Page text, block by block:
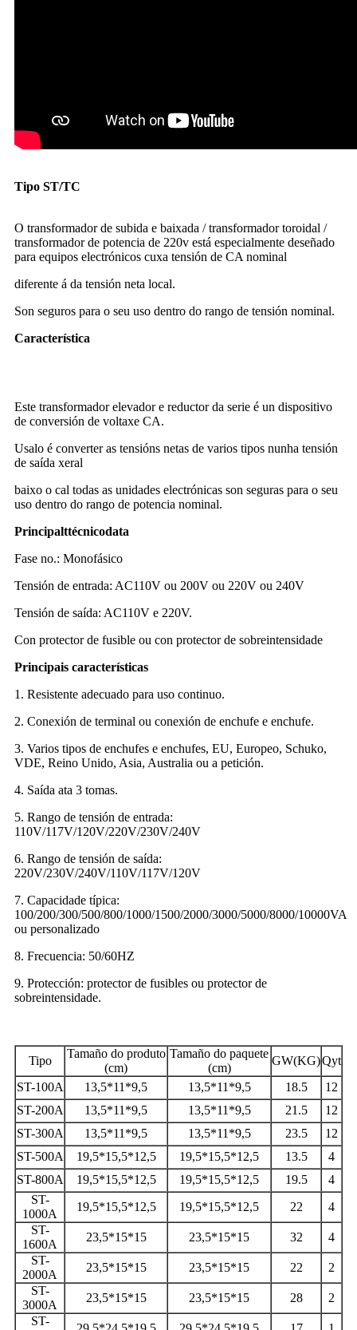
Tipo ST/TC
O transformador de subida e baixada / transformador toroidal /
transformador de potencia de 220v está especialmente deseñado
para equipos electrónicos cuxa tensión de CA nominal
diferente á da tensión neta local.
Son seguros para o seu uso dentro do rango de tensión nominal.
Característica
Este transformador elevador e reductor da serie é un dispositivo
de conversión de voltaxe CA.
Usalo é converter as tensións netas de varios tipos nunha tensión
de saída xeral
baixo o cal todas as unidades electrónicas son seguras para o seu
uso dentro do rango de potencia nominal.
Principalttécnicodata
Fase no.: Monofásico
Tensión de entrada: AC110V ou 200V ou 220V ou 240V
Tensión de saída: AC110V e 220V.
Con protector de fusible ou con protector de sobreintensidade
Principais características
1. Resistente adecuado para uso continuo.
2. Conexión de terminal ou conexión de enchufe e enchufe.
3. Varios tipos de enchufes e enchufes, EU, Europeo, Schuko,
VDE, Reino Unido, Asia, Australia ou a petición.
4. Saída ata 3 tomas.
5. Rango de tensión de entrada:
110V/117V/120V/220V/230V/240V
6. Rango de tensión de saída:
220V/230V/240V/110V/117V/120V
7. Capacidade típica:
100/200/300/500/800/1000/1500/2000/3000/5000/8000/10000VA
ou personalizado
8. Frecuencia: 50/60HZ
9. Protección: protector de fusibles ou protector de
sobreintensidade.
Tipo
Tamaño do produto
(cm)
Tamaño do paquete
(cm)
GW(KG)Qyt
ST-100A
13,5*11*9,5 13,5*11*9,5 18.5
12
ST-200A
13,5*11*9,5 13,5*11*9,5 21.5
12
ST-300A
13,5*11*9,5 13,5*11*9,5 23.5
12
ST-500A
19,5*15,5*12,5 19,5*15,5*12,5 13.5
4
ST-800A
19,5*15,5*12,5 19,5*15,5*12,5 19.5
4
ST-
1000A
19,5*15,5*12,5 19,5*15,5*12,5 22
4
ST-
1600A
23,5*15*15 23,5*15*15 32
4
ST-
2000A
23,5*15*15 23,5*15*15 22
2
ST-
3000A
23,5*15*15 23,5*15*15 28
2
ST-